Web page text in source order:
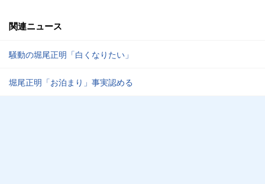
関連ニュース
騒動の堀尾正明「白くなりたい」
堀尾正明「お泊まり」事実認める